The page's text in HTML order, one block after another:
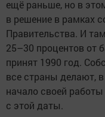
ещё раньше, но в
в решение в рамках
Правительства. И
25–30 процентов от
принят 1990 год.
все страны делают,
начало своей работы
с этой даты.